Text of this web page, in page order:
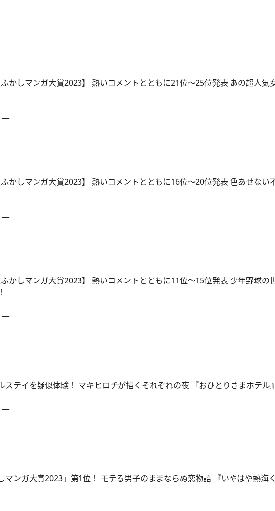
ふかしマンガ大賞2023】 熱いコメントとともに21位～25位発表 あの超人気
ふかしマンガ大賞2023】 熱いコメントとともに16位～20位発表 色あせない
ふかしマンガ大賞2023】 熱いコメントとともに11位～15位発表 少年野球の
ステイを疑似体験！ マキヒロチが描くそれぞれの夜 『おひとりさまホテル
マンガ大賞2023」第1位！ モテる男子のままならぬ恋物語 『いやはや熱海